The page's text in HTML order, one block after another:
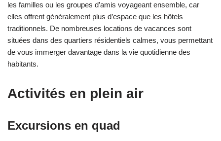
les familles ou les groupes d’amis voyageant ensemble, car
elles offrent généralement plus d’espace que les hôtels
traditionnels. De nombreuses locations de vacances sont
situées dans des quartiers résidentiels calmes, vous permettant
de vous immerger davantage dans la vie quotidienne des
habitants.
Activités en plein air
Excursions en quad